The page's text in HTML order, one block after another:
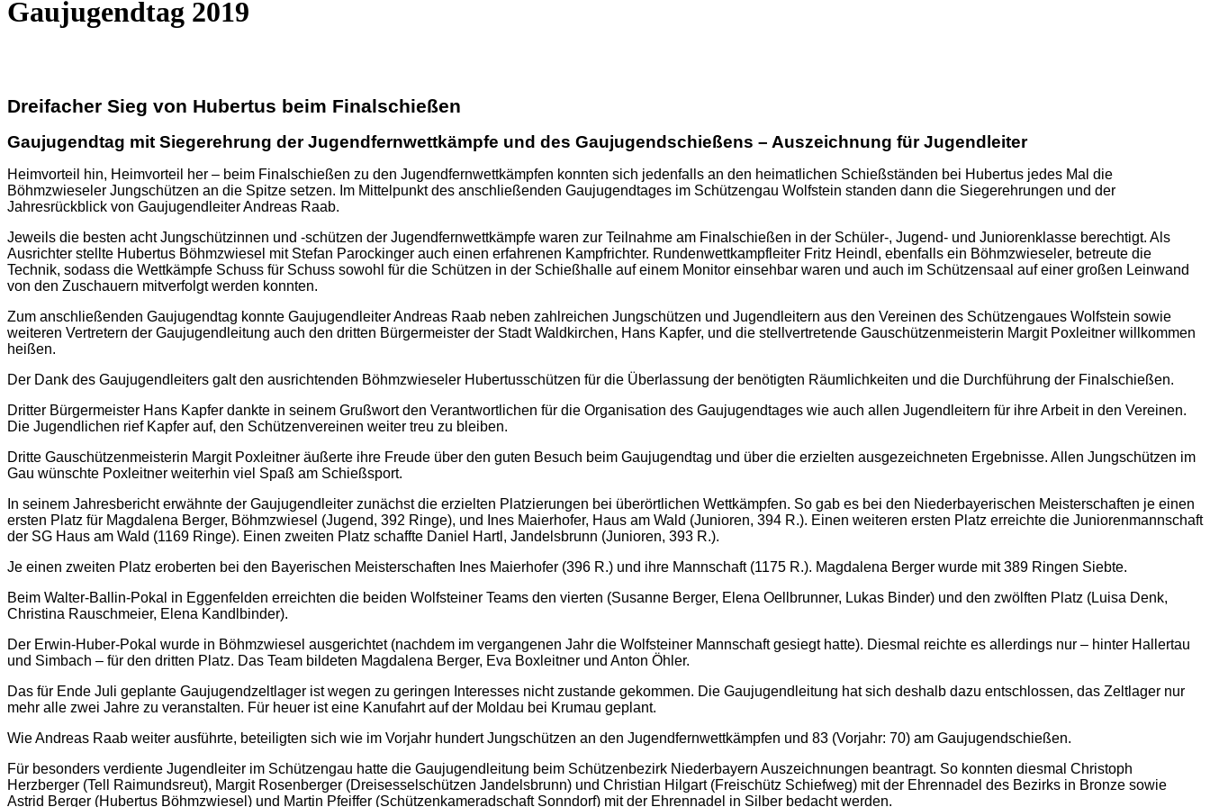
Gaujugendtag 2019
Dreifacher Sieg von Hubertus beim Finalschießen
Gaujugendtag mit Siegerehrung der Jugendfernwettkämpfe und des Gaujugendschießens – Auszeichnung für Jugendleiter
Heimvorteil hin, Heimvorteil her – beim Finalschießen zu den Jugendfernwettkämpfen konnten sich jedenfalls an den heimatlichen Schießständen bei Hubertus jedes Mal die
Böhmzwieseler Jungschützen an die Spitze setzen. Im Mittelpunkt des anschließenden Gaujugendtages im Schützengau Wolfstein standen dann die Siegerehrungen und der
Jahresrückblick von Gaujugendleiter Andreas Raab.
Jeweils die besten acht Jungschützinnen und -schützen der Jugendfernwettkämpfe waren zur Teilnahme am Finalschießen in der Schüler-, Jugend- und Juniorenklasse berechtigt. Als
Ausrichter stellte Hubertus Böhmzwiesel mit Stefan Parockinger auch einen erfahrenen Kampfrichter. Rundenwettkampfleiter Fritz Heindl, ebenfalls ein Böhmzwieseler, betreute die
Technik, sodass die Wettkämpfe Schuss für Schuss sowohl für die Schützen in der Schießhalle auf einem Monitor einsehbar waren und auch im Schützensaal auf einer großen Leinwand
von den Zuschauern mitverfolgt werden konnten.
Zum anschließenden Gaujugendtag konnte Gaujugendleiter Andreas Raab neben zahlreichen Jungschützen und Jugendleitern aus den Vereinen des Schützengaues Wolfstein sowie
weiteren Vertretern der Gaujugendleitung auch den dritten Bürgermeister der Stadt Waldkirchen, Hans Kapfer, und die stellvertretende Gauschützenmeisterin Margit Poxleitner willkommen
heißen.
Der Dank des Gaujugendleiters galt den ausrichtenden Böhmzwieseler Hubertusschützen für die Überlassung der benötigten Räumlichkeiten und die Durchführung der Finalschießen.
Dritter Bürgermeister Hans Kapfer dankte in seinem Grußwort den Verantwortlichen für die Organisation des Gaujugendtages wie auch allen Jugendleitern für ihre Arbeit in den Vereinen.
Die Jugendlichen rief Kapfer auf, den Schützenvereinen weiter treu zu bleiben.
Dritte Gauschützenmeisterin Margit Poxleitner äußerte ihre Freude über den guten Besuch beim Gaujugendtag und über die erzielten ausgezeichneten Ergebnisse. Allen Jungschützen im
Gau wünschte Poxleitner weiterhin viel Spaß am Schießsport.
In seinem Jahresbericht erwähnte der Gaujugendleiter zunächst die erzielten Platzierungen bei überörtlichen Wettkämpfen. So gab es bei den Niederbayerischen Meisterschaften je einen
ersten Platz für Magdalena Berger, Böhmzwiesel (Jugend, 392 Ringe), und Ines Maierhofer, Haus am Wald (Junioren, 394 R.). Einen weiteren ersten Platz erreichte die Juniorenmannschaft
der SG Haus am Wald (1169 Ringe). Einen zweiten Platz schaffte Daniel Hartl, Jandelsbrunn (Junioren, 393 R.).
Je einen zweiten Platz eroberten bei den Bayerischen Meisterschaften Ines Maierhofer (396 R.) und ihre Mannschaft (1175 R.). Magdalena Berger wurde mit 389 Ringen Siebte.
Beim Walter-Ballin-Pokal in Eggenfelden erreichten die beiden Wolfsteiner Teams den vierten (Susanne Berger, Elena Oellbrunner, Lukas Binder) und den zwölften Platz (Luisa Denk,
Christina Rauschmeier, Elena Kandlbinder).
Der Erwin-Huber-Pokal wurde in Böhmzwiesel ausgerichtet (nachdem im vergangenen Jahr die Wolfsteiner Mannschaft gesiegt hatte). Diesmal reichte es allerdings nur – hinter Hallertau
und Simbach – für den dritten Platz. Das Team bildeten Magdalena Berger, Eva Boxleitner und Anton Öhler.
Das für Ende Juli geplante Gaujugendzeltlager ist wegen zu geringen Interesses nicht zustande gekommen. Die Gaujugendleitung hat sich deshalb dazu entschlossen, das Zeltlager nur
mehr alle zwei Jahre zu veranstalten. Für heuer ist eine Kanufahrt auf der Moldau bei Krumau geplant.
Wie Andreas Raab weiter ausführte, beteiligten sich wie im Vorjahr hundert Jungschützen an den Jugendfernwettkämpfen und 83 (Vorjahr: 70) am Gaujugendschießen.
Für besonders verdiente Jugendleiter im Schützengau hatte die Gaujugendleitung beim Schützenbezirk Niederbayern Auszeichnungen beantragt. So konnten diesmal Christoph
Herzberger (Tell Raimundsreut), Margit Rosenberger (Dreisesselschützen Jandelsbrunn) und Christian Hilgart (Freischütz Schiefweg) mit der Ehrennadel des Bezirks in Bronze sowie
Astrid Berger (Hubertus Böhmzwiesel) und Martin Pfeiffer (Schützenkameradschaft Sonndorf) mit der Ehrennadel in Silber bedacht werden.